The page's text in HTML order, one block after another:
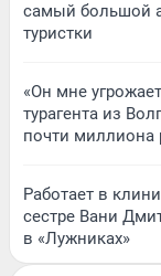
самый большой
туристки
«Он мне
турагента из
почти миллиона
Работает в
сестре Вани
в «Лужниках»